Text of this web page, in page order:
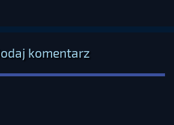
komentarz